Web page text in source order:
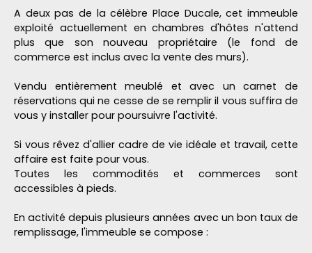
A deux pas de la célèbre Place Ducale, cet immeuble
exploité actuellement en chambres d'hôtes n'attend
plus que son nouveau propriétaire (le fond de
commerce est inclus avec la vente des murs).
Vendu entièrement meublé et avec un carnet de
réservations qui ne cesse de se remplir il vous suffira de
vous y installer pour poursuivre l'activité.
Si vous rêvez d'allier cadre de vie idéale et travail, cette
affaire est faite pour vous.
Toutes les commodités et commerces sont
accessibles à pieds.
En activité depuis plusieurs années avec un bon taux de
remplissage, l'immeuble se compose :